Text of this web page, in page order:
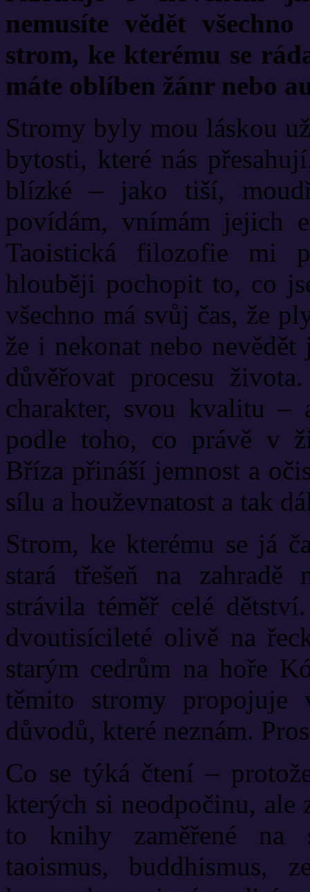
nemusíte vědět
strom, ke kterému se
máte oblíben žánr nebo
Stromy byly mou láskou
bytosti, které nás
blízké – jako tiší,
povídám, vnímám jejich
Taoistická filozofie mi
hlouběji pochopit to, co
všechno má svůj čas, že
že i nekonat nebo
důvěřovat procesu
charakter, svou kvalitu –
podle toho, co právě v
Bříza přináší jemnost a
sílu a houževnatost a tak
Strom, ke kterému se já
stará třešeň na zahradě
strávila téměř celé
dvoutisícileté olivě na
starým cedrům na hoře
těmito stromy
důvodů, které neznám.
Co se týká čtení –
kterých si neodpočinu, ale
to knihy zaměřené na
taoismus, buddhismus,